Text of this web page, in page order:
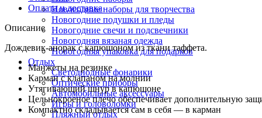
Новогодние наборы для творчества
Новогодние подушки и пледы
Новогодние свечи и подсвечники
Новогодняя вязаная одежда
Новогодняя упаковка для подарков
Отдых
Светодиодные фонарики
Оптические приборы
Автомобильные аксессуары
Игры и головоломки
Пляжный отдых
Оплата и доставка
Описание
Дождевик-анорак с капюшоном из ткани таффета.
Манжеты на резинке
Карман с клапаном на молнии
Утягивающий шнур в капюшоне
Цельнокроеное плечо обеспечивает дополнительную
Компактно складывается сам в себя — в карман